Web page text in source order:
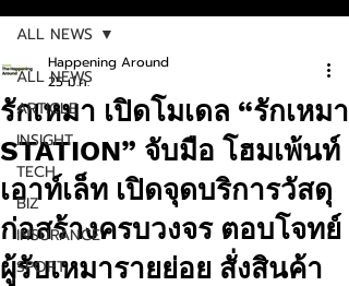
ALL NEWS
ARTICLE
INSIGHT
TECH
BIZ
INSURANCE
SPORT
ALL NEWS
รักเหมา เปิดโมเดล “รักเหมา
STATION” จับมือ โฮมเพ้นท์
เอาท์เล็ท เปิดจุดบริการวัสดุ
ก่อสร้างครบวงจร ตอบโจทย์
ผู้รับเหมารายย่อย สั่งสินค้า
Happening Around
25 มี.ค.